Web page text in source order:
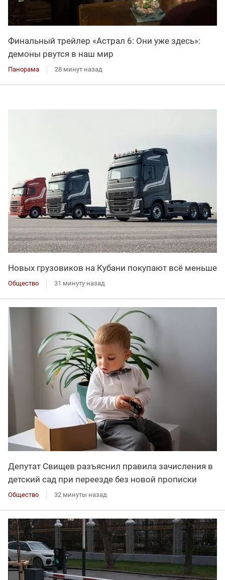
Финальный трейлер «Астрал 6: Они уже здесь»:
демоны рвутся в наш мир
Панорама 28 минут назад
Новых грузовиков на Кубани покупают всё меньше
Общество 31 минуту назад
Депутат Свищев разъяснил правила зачисления в
детский сад при переезде без новой прописки
Общество 32 минуты назад